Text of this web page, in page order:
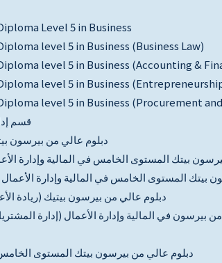
Level 5 in Business
level 5 in Business (Business Law)
level 5 in Business (Accounting &
level 5 in Business
level 5 in Business (Procurement
قسم
دبلوم عالي من بيرسون
بيتك المستوى الخامس في المالية وإدارة
بيتك المستوى الخامس في المالية وإدارة الأعمال
دبلوم عالي من بيرسون بيتيك (ريادة
بيرسون في المالية وإدارة الأعمال (إدارة
دبلوم عالي من بيرسون بيتك المستوى